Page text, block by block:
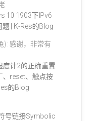
10 1903下IPv6
| K-Res的Blog
): 感谢，非常有
度计2的正确重置
、reset、触点按
的Blog
号链接Symbolic